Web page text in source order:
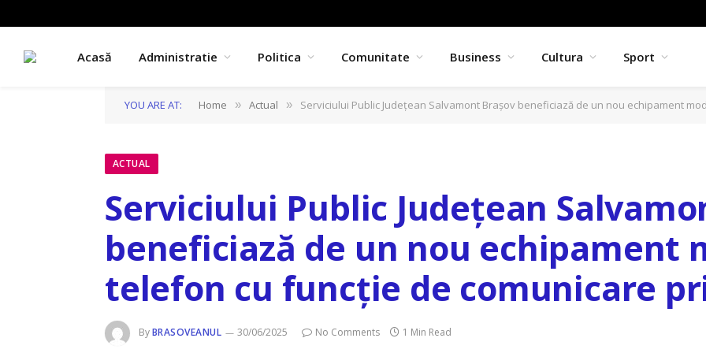
Acasă Administratie Politica Comunitate Business Cultura Sport
YOU ARE AT: Home » Actual » Serviciului Public Județean Salvamont Brașov beneficiază de un nou echipament
ACTUAL
Serviciului Public Județean
beneficiază de un nou echipament
telefon cu funcție de comunicare
ByBRASOVEANUL 30/06/2025 No Comments 1 Min Read